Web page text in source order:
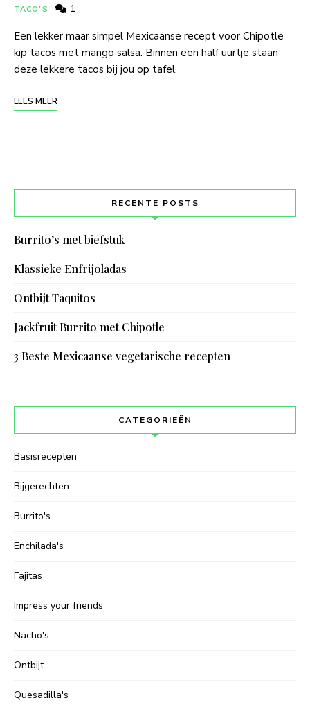
TACO'S 1
Een lekker maar simpel Mexicaanse recept voor Chipotle
kip tacos met mango salsa. Binnen een half uurtje staan
deze lekkere tacos bij jou op tafel.
LEES MEER
RECENTE POSTS
Burrito’s met biefstuk
Klassieke Enfrijoladas
Ontbijt Taquitos
Jackfruit Burrito met Chipotle
3 Beste Mexicaanse vegetarische recepten
CATEGORIEËN
Basisrecepten
Bijgerechten
Burrito's
Enchilada's
Fajitas
Impress your friends
Nacho's
Ontbijt
Quesadilla's